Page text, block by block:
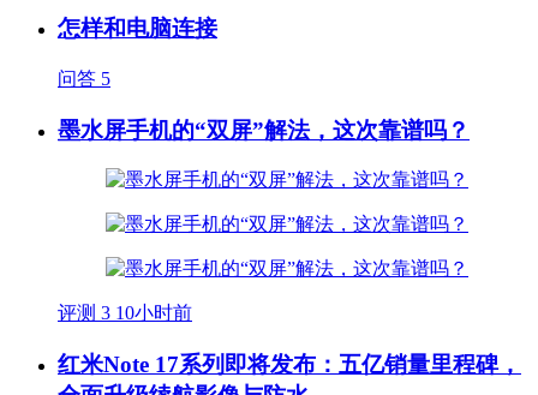
怎样和电脑连接
问答 5
墨水屏手机的“双屏”解法，这次靠谱吗？
评测 3 10小时前
红米Note 17系列即将发布：五亿销量里程碑，